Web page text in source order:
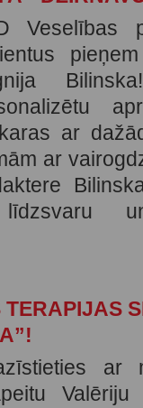
Veselības
ar
ar
ar